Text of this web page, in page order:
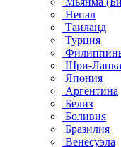
Непал
Таиланд
Турция
Шри-Ланка
Япония
Аргентина
Белиз
Боливия
Бразилия
Венесуэла